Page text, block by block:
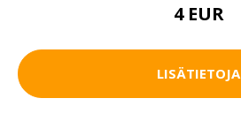
4 EUR
LISÄTIETOJA